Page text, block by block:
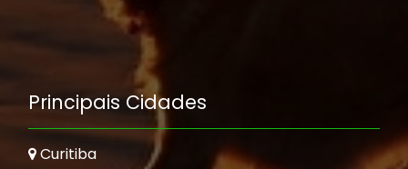
Principais Cidades
Curitiba